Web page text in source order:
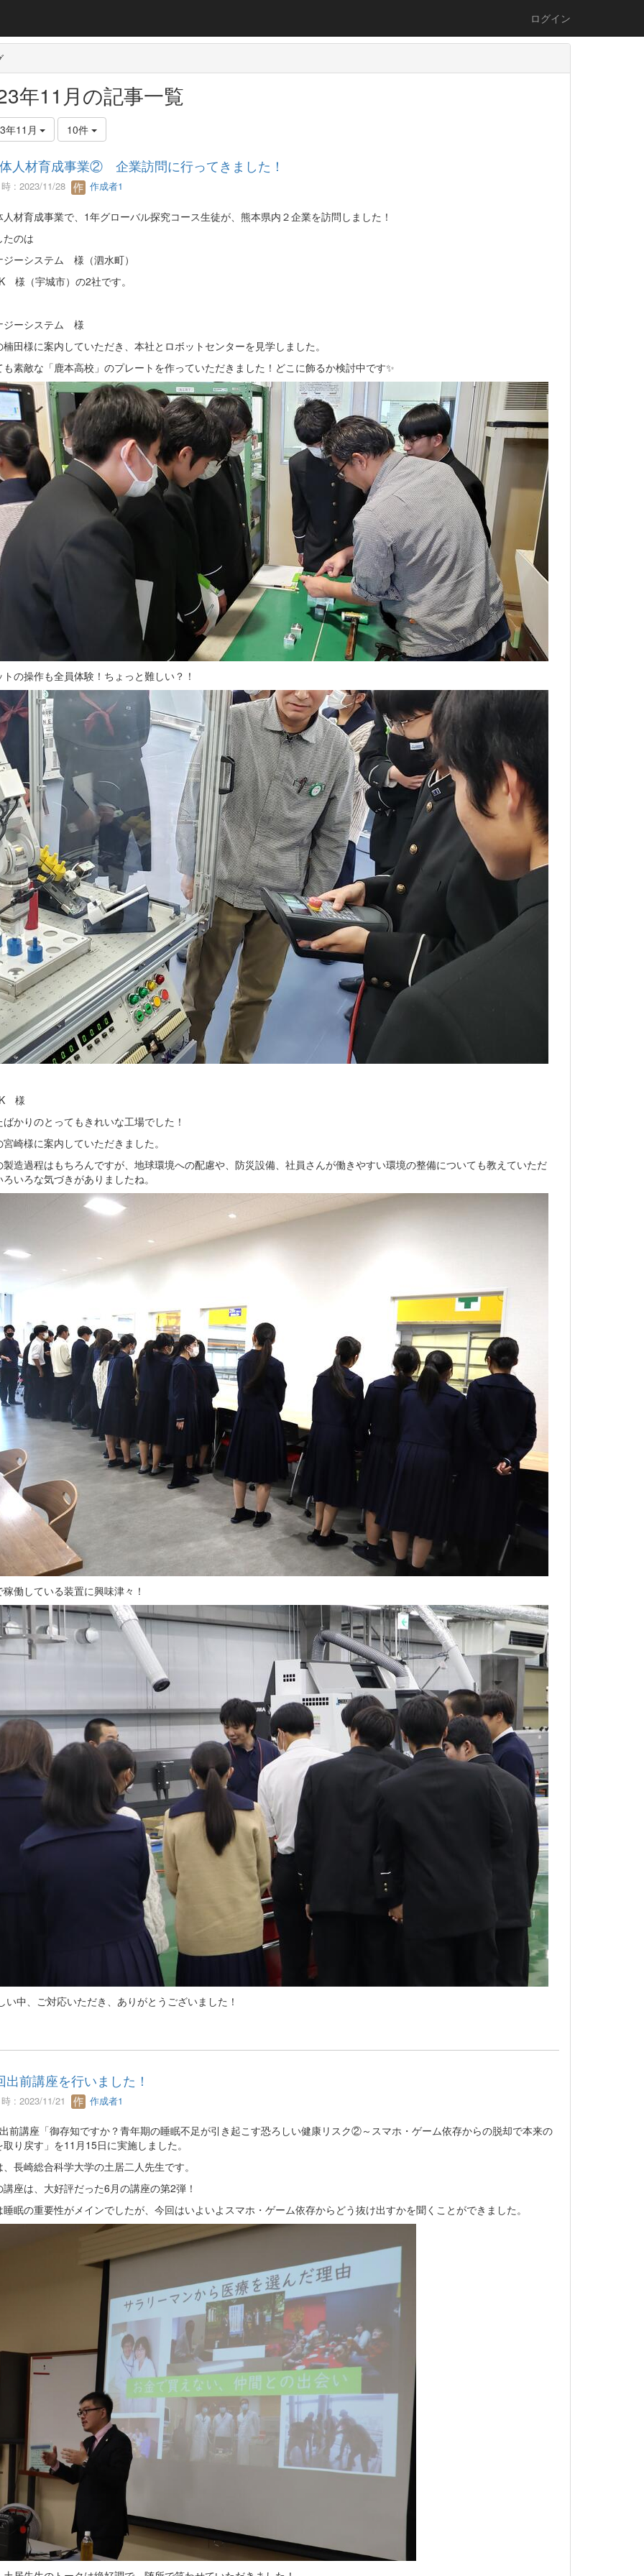
ログイン
年11月の記事一覧
年11月 10件
人材育成事業② 企業訪問に行ってきました！
: 2023/11/28 作成者1
人材育成事業で、1年グローバル探究コース生徒が、熊本県内２企業を訪問しました！
たのは
ーシステム 様（泗水町）
様（宇城市）の2社です。
ーシステム 様
田様に案内していただき、本社とロボットセンターを見学しました。
も素敵な「鹿本高校」のプレートを作っていただきました！どこに飾るか検討中です✨
の操作も全員体験！ちょっと難しい？！
様
かりのとってもきれいな工場でした！
崎様に案内していただきました。
製造過程はもちろんですが、地球環境への配慮や、防災設備、社員さんが働きやすい環境の整備についても教えていただ
いろな気づきがありましたね。
働している装置に興味津々！
い中、ご対応いただき、ありがとうございました！
出前講座を行いました！
: 2023/11/21 作成者1
前講座「御存知ですか？青年期の睡眠不足が引き起こす恐ろしい健康リスク②～スマホ・ゲーム依存からの脱却で本来の
り戻す」を11月15日に実施しました。
長崎総合科学大学の土居二人先生です。
座は、大好評だった6月の講座の第2弾！
眠の重要性がメインでしたが、今回はいよいよスマホ・ゲーム依存からどう抜け出すかを聞くことができました。